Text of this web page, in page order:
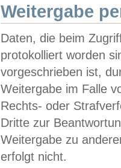
Weitergabe
Daten, die beim
protokolliert worden
vorgeschrieben ist,
Weitergabe im Falle
Rechts- oder
Dritte zur
Weitergabe zu
erfolgt nicht.